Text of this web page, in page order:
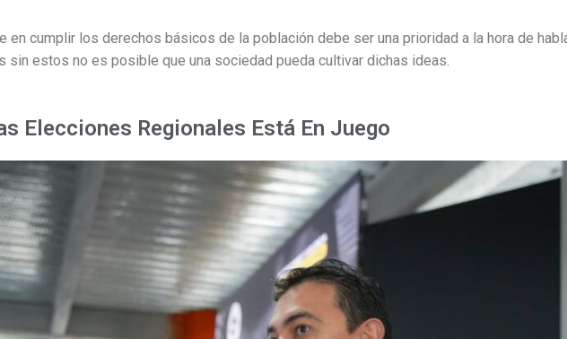
en cumplir los derechos básicos de la población debe ser una prioridad a la hora de
sin estos no es posible que una sociedad pueda cultivar dichas ideas.
Elecciones Regionales Está En Juego